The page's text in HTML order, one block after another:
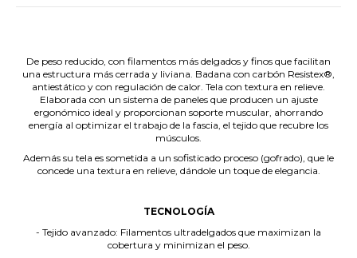
De peso reducido, con filamentos más delgados y finos que facilitan
una estructura más cerrada y liviana. Badana con carbón Resistex®,
antiestático y con regulación de calor. Tela con textura en relieve.
Elaborada con un sistema de paneles que producen un ajuste
ergonómico ideal y proporcionan soporte muscular, ahorrando
energía al optimizar el trabajo de la fascia, el tejido que recubre los
músculos.
Además su tela es sometida a un sofisticado proceso (gofrado), que le
concede una textura en relieve, dándole un toque de elegancia.
TECNOLOGÍA
- Tejido avanzado: Filamentos ultradelgados que maximizan la
cobertura y minimizan el peso.